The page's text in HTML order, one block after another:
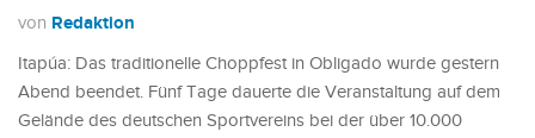
von Redaktion
Itapúa: Das traditionelle Choppfest in Obligado wurde gestern
Abend beendet. Fünf Tage dauerte die Veranstaltung auf dem
Gelände des deutschen Sportvereins bei der über 10.000